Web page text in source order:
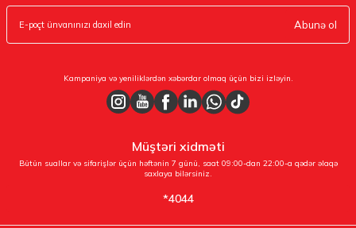
Abunə ol
Kampaniya və yeniliklərdən xəbərdar olmaq üçün bizi izləyin.
Müştəri xidməti
Bütün suallar və sifarişlər üçün həftənin 7 günü, saat 09:00-dan 22:00-a qədər əlaqə
saxlaya bilərsiniz.
*4044